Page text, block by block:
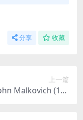
分享 收藏
上一篇
Malkovich (199